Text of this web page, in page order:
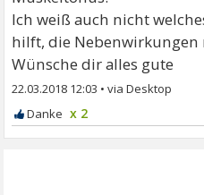
Ich weiß auch nicht
hilft, die Nebenwirkungen
Wünsche dir alles gute
22.03.2018 12:03 •
x 2